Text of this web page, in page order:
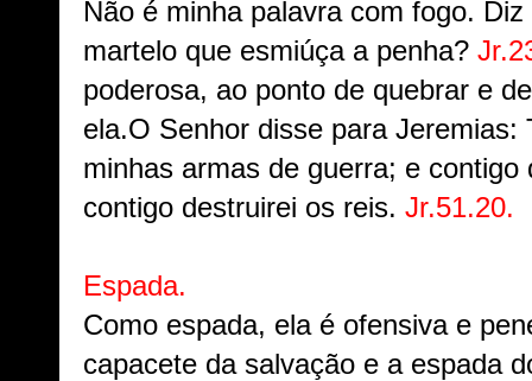
Não é minha palavra com fogo.
martelo que esmiúça a penha?
poderosa, ao ponto de quebrar e
ela.O Senhor disse para Jeremias:
minhas armas de guerra; e contigo
contigo destruirei os reis. Jr.51.20.
Espada.
Como espada, ela é ofensiva e
capacete da salvação e a espada